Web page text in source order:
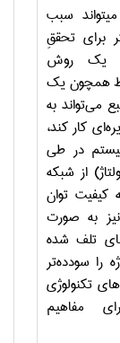
سبب
برای تحققِ
یک روش
همچون یک
می‌تواند به
کار کند،
در طی
از شبکه
توان
به صورت
تلف شده
را سود‌ده‌تر
تکنولوژی
مفاهیم